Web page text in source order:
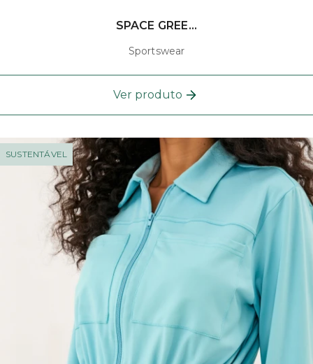
SPACE GREE...
Sportswear
Ver produto
SUSTENTÁVEL